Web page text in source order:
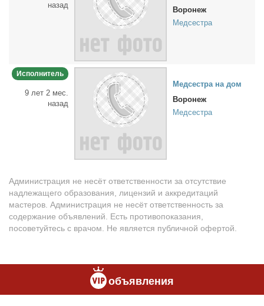
назад
Воронеж
Медсестра
Исполнитель
9 лет 2 мес.
назад
Мед­сест­ра на дом
Воронеж
Медсестра
Администрация не несёт ответственности за отсутствие
надлежащего образования, лицензий и аккредитаций
мастеров. Администрация не несёт ответственность за
содержание объявлений. Есть противопоказания,
посоветуйтесь с врачом. Не является публичной офертой.
объявления